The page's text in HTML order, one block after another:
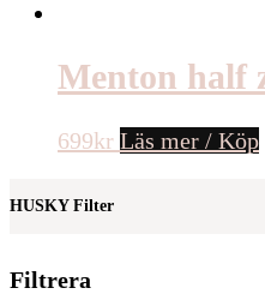
Menton half
699kr Läs mer / Köp
HUSKY Filter
Filtrera